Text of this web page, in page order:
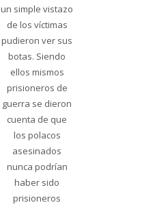
un simple vistazo
de los víctimas
pudieron ver sus
botas. Siendo
ellos mismos
prisioneros de
guerra se dieron
cuenta de que
los polacos
asesinados
nunca podrían
haber sido
prisioneros